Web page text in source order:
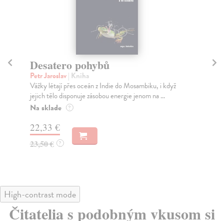
Desatero pohybů
Petr Jaroslav| Kniha
Vážky létají přes oceán z Indie do Mosambiku, i když
jejich tělo disponuje zásobou energie jenom na ...
Na sklade ?
22,33 €
23,50 € ?
High-contrast mode
Čitatelia s podobným vkusom si